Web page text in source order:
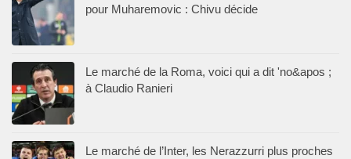
pour Muharemovic : Chivu décide
Le marché de la Roma, voici qui a dit 'no&apos ;
à Claudio Ranieri
Le marché de l’Inter, les Nerazzurri plus proches